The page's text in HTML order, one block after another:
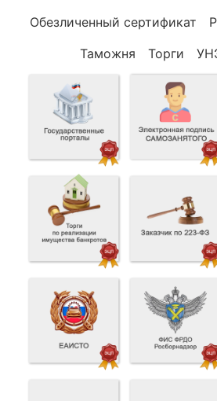
Обезличенный сертификат
Таможня
Торги